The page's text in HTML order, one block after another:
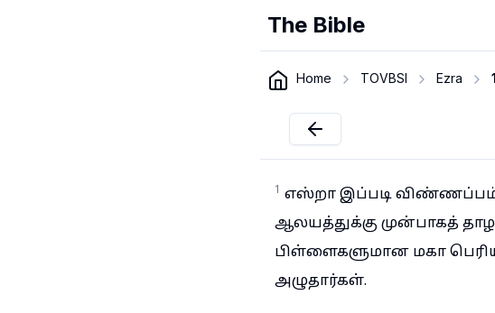
The Bible
Home TOVBSI Ezra
1 எஸ்றா இப்படி
ஆலயத்துக்கு முன்பாகத்
பிள்ளைகளுமான மகா
அழுதார்கள்.